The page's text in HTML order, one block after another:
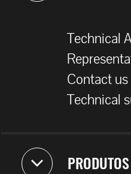
Technical
Contact us
Technical
PRODUTOS